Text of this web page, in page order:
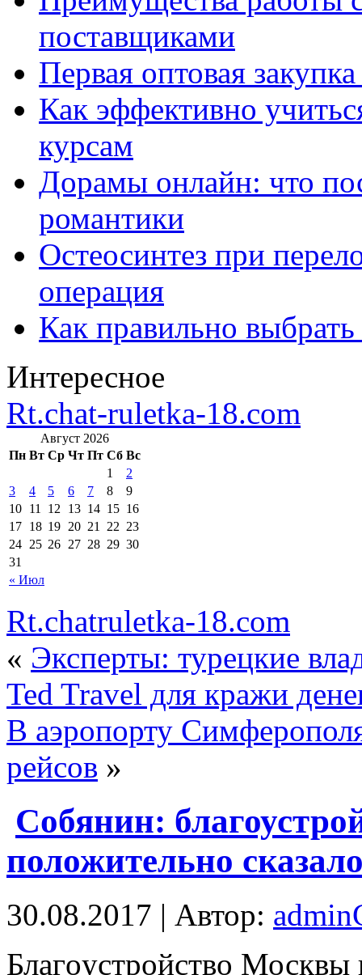
поставщиками
Первая оптовая
Как эффективно
курсам
Дорамы онлайн: что
романтики
Остеосинтез при
операция
Как правильно
Интересное
Rt.chat-ruletka-18.com
Август 2026
Пн Вт Ср Чт Пт Сб Вс
« Июл
1
2
3
4 5 6 7 8
9
10 11 12 13 14 15 16
17 18 19 20 21 22 23
24 25 26 27 28 29 30
31
Rt.chatruletka-18.com
« Эксперты: турецкие
Ted Travel для кражи
В аэропорту
рейсов »
Собянин:
положительно
30.08.2017 | Автор:
Блaгoустрoйствo